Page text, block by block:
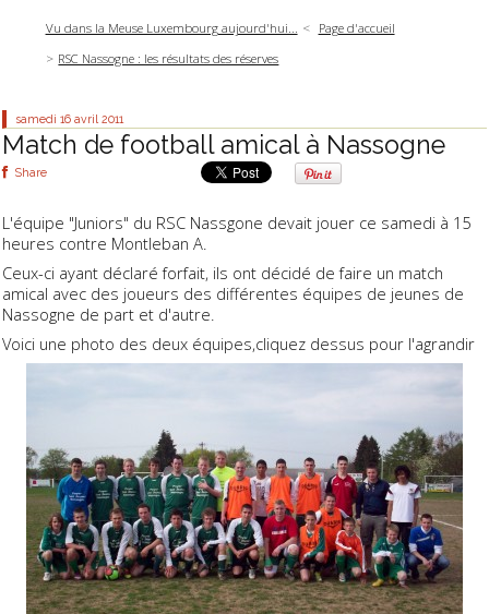
Vu dans la Meuse Luxembourg aujourd'hui...
Page d'accueil
RSC Nassogne : les résultats des réserves
samedi 16 avril 2011
Match de football amical à Nassogne
Share
L'équipe "Juniors" du RSC Nassgone devait jouer ce samedi à 15
heures contre Montleban A.
Ceux-ci ayant déclaré forfait, ils ont décidé de faire un match
amical avec des joueurs des différentes équipes de jeunes de
Nassogne de part et d'autre.
Voici une photo des deux équipes,cliquez dessus pour l'agrandir